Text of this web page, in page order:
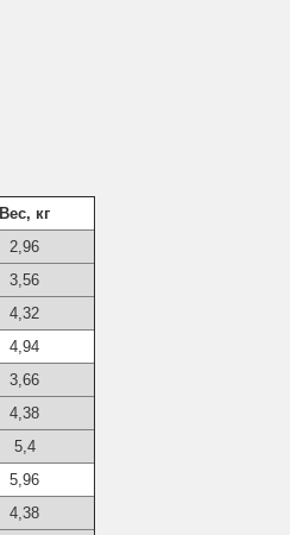
Вес, кг
2,96
3,56
4,32
4,94
3,66
4,38
5,4
5,96
4,38